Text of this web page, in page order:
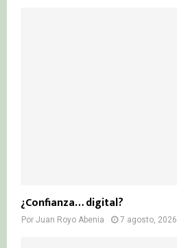
¿Confianza… digital?
Por Juan Royo Abenia 7 agosto, 2026